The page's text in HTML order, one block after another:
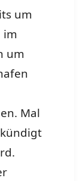
um
im
um
Mal